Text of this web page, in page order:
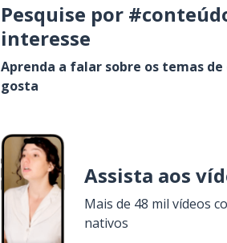
Pesquise por
interesse
Aprenda a falar sobre os temas de
gosta
Assista aos
Mais de 48 mil vídeos
nativos